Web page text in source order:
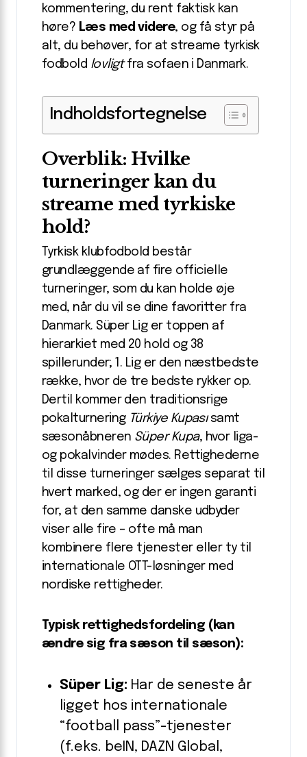
kommentering, du rent faktisk kan
høre? Læs med videre, og få styr på
alt, du behøver, for at streame tyrkisk
fodbold lovligtfra sofaen i Danmark.
Indholdsfortegnelse
Overblik: Hvilke
turneringer kan du
streame med tyrkiske
hold?
Tyrkisk klubfodbold består
grundlæggende af fire officielle
turneringer, som du kan holde øje
med, når du vil se dine favoritter fra
Danmark. Süper Lig er toppen af
hierarkiet med 20 hold og 38
spillerunder; 1. Lig er den næstbedste
række, hvor de tre bedste rykker op.
Dertil kommer den traditionsrige
pokalturnering Türkiye Kupasısamt
sæson­åbneren Süper Kupa, hvor liga-
og pokalvinder mødes. Rettighederne
til disse turneringer sælges separat til
hvert marked, og der er ingen garanti
for, at den samme danske udbyder
viser alle fire – ofte må man
kombinere flere tjenester eller ty til
internationale OTT-løsninger med
nordiske rettigheder.
Typisk rettighedsfordeling (kan
ændre sig fra sæson til sæson):
Süper Lig: Har de seneste år
ligget hos internationale
“football pass”-tjenester
(f.eks. beIN, DAZN Global,